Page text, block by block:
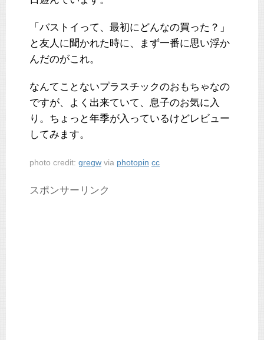
「バストイって、最初にどんなの買った？」
と友人に聞かれた時に、まず一番に思い浮か
んだのがこれ。
なんてことないプラスチックのおもちゃなの
ですが、よく出来ていて、息子のお気に入
り。ちょっと年季が入っているけどレビュー
してみます。
photo credit: gregw via photopin cc
スポンサーリンク